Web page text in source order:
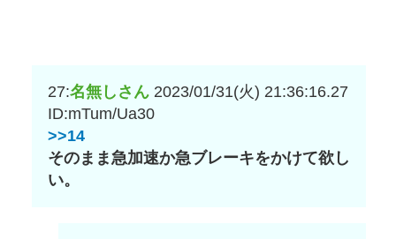
27:名無しさん 2023/01/31(火) 21:36:16.27
ID:mTum/Ua30
>>14
そのまま急加速か急ブレーキをかけて欲し
い。